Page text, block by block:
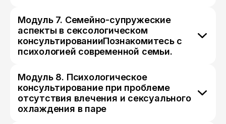
Модуль 7. Семейно-супружеские
аспекты в сексологическом
консультированииПознакомитесь с
психологией современной семьи.
Модуль 8. Психологическое
консультирование при проблеме
отсутствия влечения и сексуального
охлаждения в паре